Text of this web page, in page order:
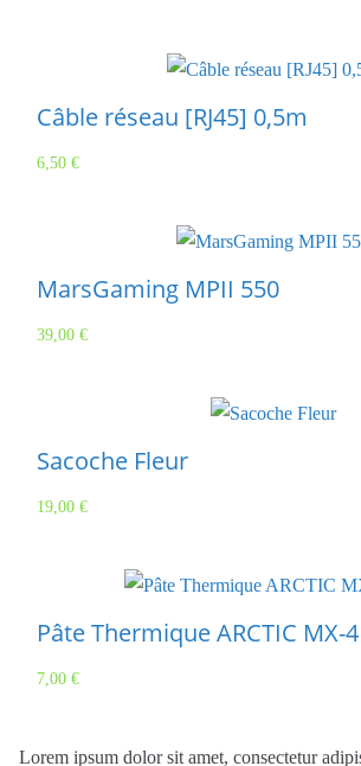
Câble réseau [RJ45] 0,5m
6,50 €
MarsGaming MPII 550
39,00 €
Sacoche Fleur
19,00 €
Pâte Thermique ARCTIC MX-
7,00 €
Lorem ipsum dolor sit amet, consectetur